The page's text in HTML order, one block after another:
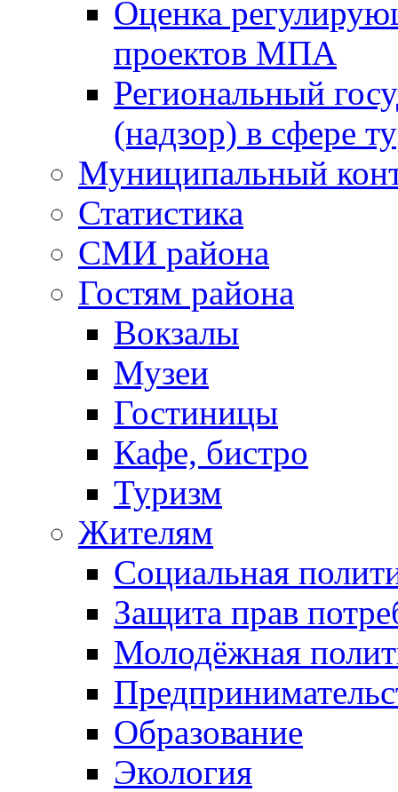
Оценка
проектов МПА
Региональный
(надзор) в сфере
Муниципальный
Статистика
СМИ района
Гостям района
Вокзалы
Музеи
Гостиницы
Кафе, бистро
Туризм
Жителям
Социальная
Защита прав
Молодёжная
Образование
Экология